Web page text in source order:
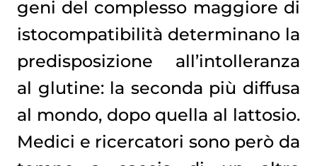
geni del complesso maggiore di
istocompatibilità determinano la
predisposizione all’intolleranza
al glutine: la seconda più diffusa
al mondo, dopo quella al lattosio.
Medici e ricercatori sono però da